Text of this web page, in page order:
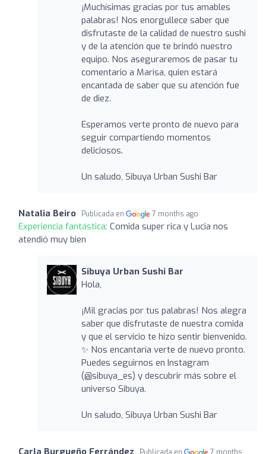
¡Muchísimas gracias por tus amables
palabras! Nos enorgullece saber que
disfrutaste de la calidad de nuestro sushi
y de la atención que te brindó nuestro
equipo. Nos aseguraremos de pasar tu
comentario a Marisa, quien estará
encantada de saber que su atención fue
de diez.
Esperamos verte pronto de nuevo para
seguir compartiendo momentos
deliciosos.
Un saludo, Sibuya Urban Sushi Bar
Natalia Beiro Publicada en 7 months ago
Experiencia fantástica: Comida super rica y Lucia nos
atendió muy bien
Sibuya Urban Sushi Bar
Hola,
¡Mil gracias por tus palabras! Nos alegra
saber que disfrutaste de nuestra comida
y que el servicio te hizo sentir bienvenido.
✨ Nos encantaría verte de nuevo pronto.
Puedes seguirnos en Instagram
(@sibuya_es) y descubrir más sobre el
universo Sibuya.
Un saludo, Sibuya Urban Sushi Bar
Carla Burgueño Ferrández Publicada en 7 months